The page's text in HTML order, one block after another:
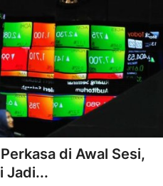
di Awal Sesi,
Jadi...